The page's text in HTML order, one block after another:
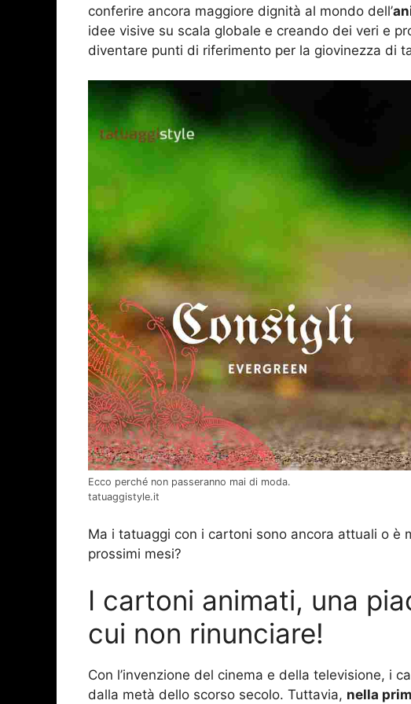
conferire ancora maggiore dignità al mondo dell’
idee visive su scala globale e creando dei veri e
diventare punti di riferimento per la giovinezza di
Ecco perché non passeranno mai di moda.
tatuaggistyle.it
Ma i tatuaggi con i cartoni sono ancora attuali o è
prossimi mesi?
I cartoni animati, una
cui non rinunciare!
Con l’invenzione del cinema e della televisione, i
dalla metà dello scorso secolo. Tuttavia, nella